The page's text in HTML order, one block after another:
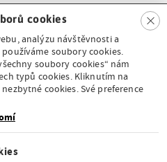
pod
UNESCO
Clo
se
cookies
analýzu návštěvnosti a
soubory cookies.
soubory cookies“ nám
typů cookies. Kliknutím na
cookies. Své preference